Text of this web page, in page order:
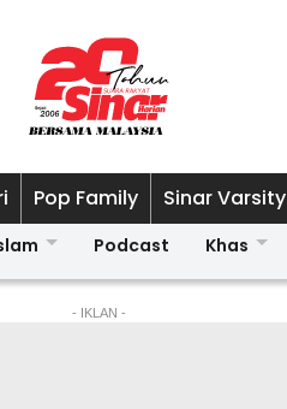
Pop Family Sinar Varsity
Podcast Khas
- IKLAN -